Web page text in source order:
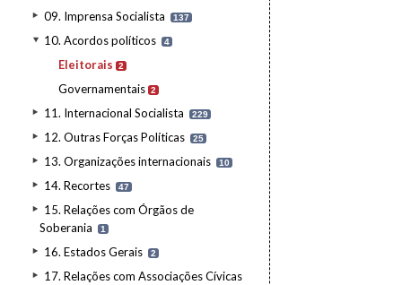
09. Imprensa Socialista 137
10. Acordos políticos 4
Eleitorais 2
Governamentais 2
11. Internacional Socialista 229
12. Outras Forças Políticas 25
13. Organizações internacionais 10
14. Recortes 47
15. Relações com Órgãos de
Soberania
1
16. Estados Gerais 2
17. Relações com Associações Cívicas